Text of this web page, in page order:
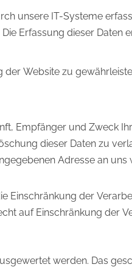
unsere IT-Systeme
Erfassung dieser
Website zu
Empfänger und Zweck
dieser Daten zu
Adresse an
Einschränkung der
auf Einschränkung der
werden. Das